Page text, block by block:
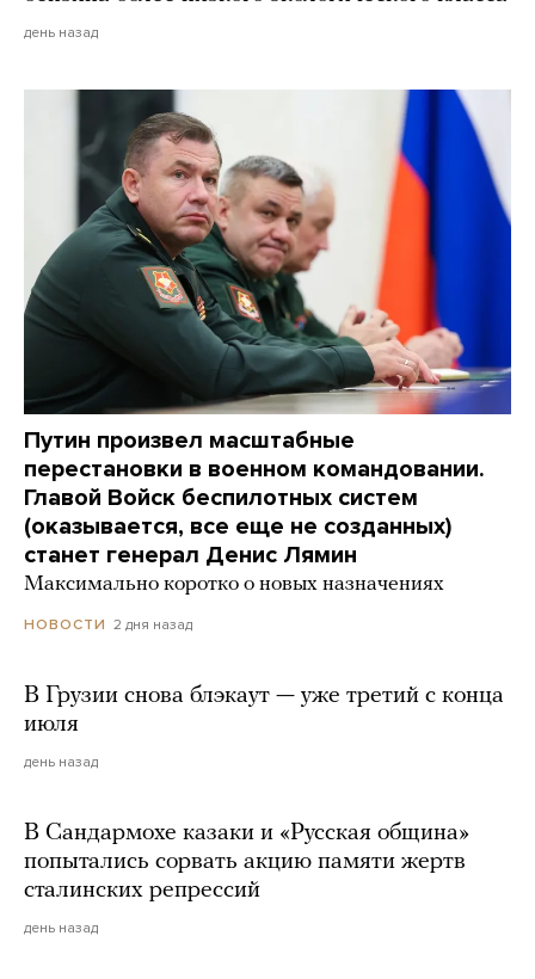
день назад
Путин произвел масштабные
перестановки в военном командовании.
Главой Войск беспилотных систем
(оказывается, все еще не созданных)
станет генерал Денис Лямин
Максимально коротко о новых назначениях
НОВОСТИ 2 дня назад
В Грузии снова блэкаут — уже третий с конца
июля
день назад
В Сандармохе казаки и «Русская община»
попытались сорвать акцию памяти жертв
сталинских репрессий
день назад